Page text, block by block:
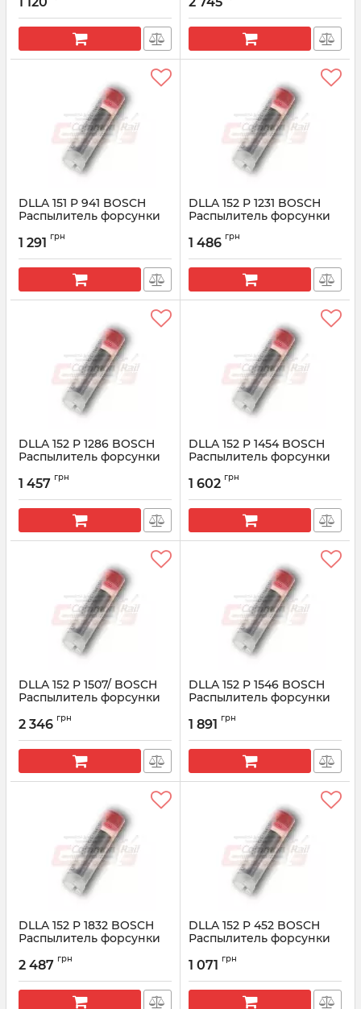
Артикул: Артикул:
DLLA 151 P 941 BOSCH
Распылитель форсунки
Артикул:
1 291 грн
DLLA 152 P 1231 BOSCH
Распылитель форсунки
Артикул:
1 486 грн
DLLA 152 P 1286 BOSCH
Распылитель форсунки
Артикул:
1 457 грн
DLLA 152 P 1454 BOSCH
Распылитель форсунки
Артикул:
1 602 грн
DLLA 152 P 1507/ BOSCH
Распылитель форсунки
Артикул:
2 346 грн
DLLA 152 P 1546 BOSCH
Распылитель форсунки
Артикул:
1 891 грн
DLLA 152 P 1832 BOSCH
Распылитель форсунки
Артикул: 0433172120
2 487 грн
DLLA 152 P 452 BOSCH
Распылитель форсунки
Артикул:
1 071 грн